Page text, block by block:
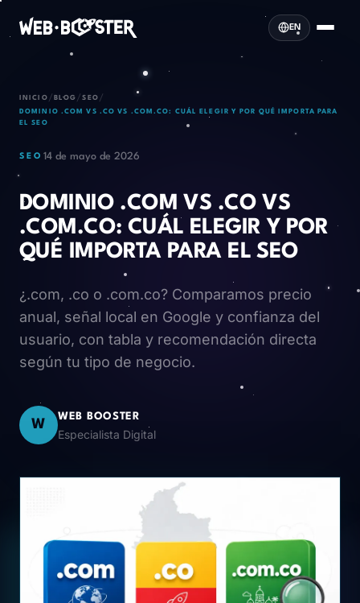
EN
INICIO / BLOG /SEO /
DOMINIO .COM VS .CO VS .COM.CO: CUÁL ELEGIR Y POR QUÉ IMPORTA PARA
EL SEO
SEO 14 de mayo de 2026
DOMINIO .COM VS .CO VS
.COM.CO: CUÁL ELEGIR Y POR
QUÉ IMPORTA PARA EL SEO
¿.com, .co o .com.co? Comparamos precio
anual, señal local en Google y confianza del
usuario, con tabla y recomendación directa
según tu tipo de negocio.
W
WEB BOOSTER
Especialista Digital